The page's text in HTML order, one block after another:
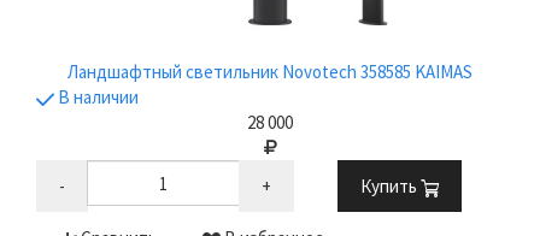
Ландшафтный светильник Novotech 358585 KAIMAS
В наличии
28 000
- + Купить